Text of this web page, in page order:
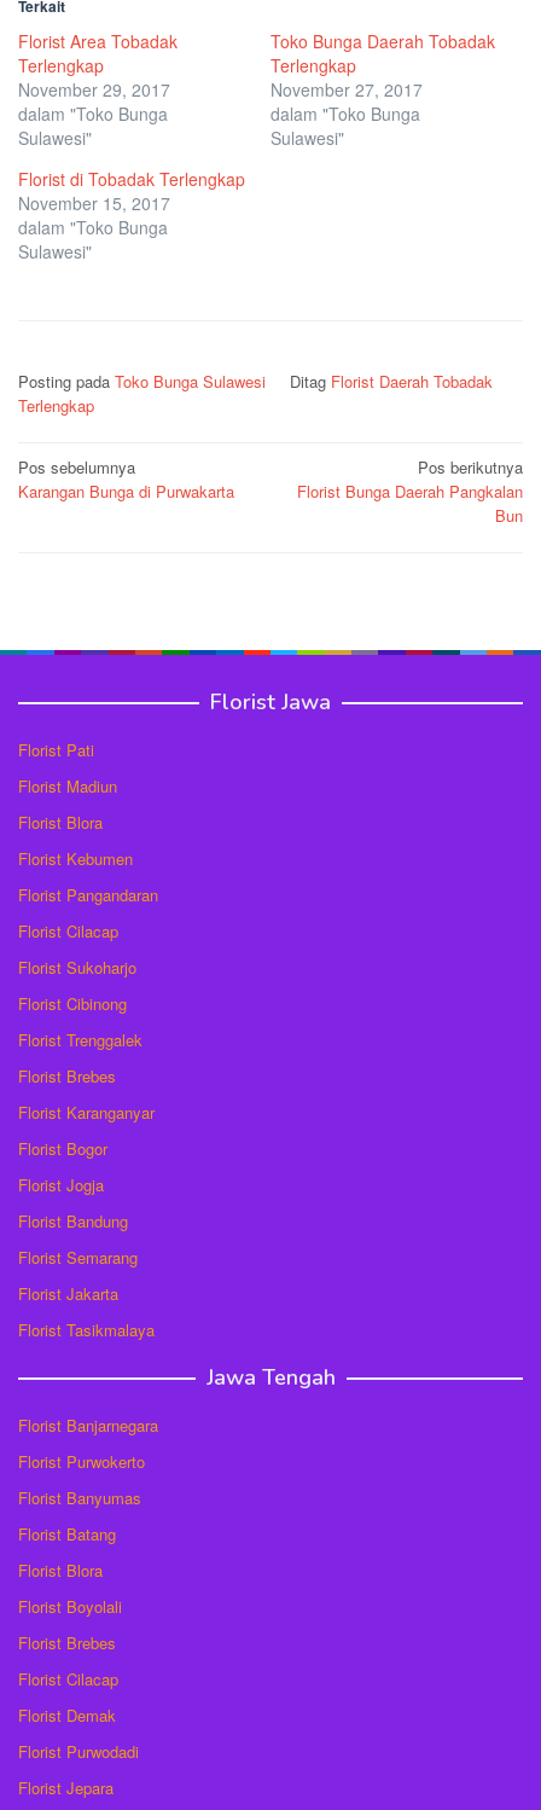
Terkait
Florist Area Tobadak
Terlengkap
November 29, 2017
dalam "Toko Bunga
Sulawesi"
Toko Bunga Daerah Tobadak
Terlengkap
November 27, 2017
dalam "Toko Bunga
Sulawesi"
Florist di Tobadak Terlengkap
November 15, 2017
dalam "Toko Bunga
Sulawesi"
Posting pada Toko Bunga Sulawesi Ditag Florist Daerah Tobadak
Terlengkap
Navigasi
pos
Pos sebelumnya
Karangan Bunga di Purwakarta
Pos berikutnya
Florist Bunga Daerah Pangkalan
Bun
Florist Jawa
Florist Pati
Florist Madiun
Florist Blora
Florist Kebumen
Florist Pangandaran
Florist Cilacap
Florist Sukoharjo
Florist Cibinong
Florist Trenggalek
Florist Brebes
Florist Karanganyar
Florist Bogor
Florist Jogja
Florist Bandung
Florist Semarang
Florist Jakarta
Florist Tasikmalaya
Jawa Tengah
Florist Banjarnegara
Florist Purwokerto
Florist Banyumas
Florist Batang
Florist Blora
Florist Boyolali
Florist Brebes
Florist Cilacap
Florist Demak
Florist Purwodadi
Florist Jepara